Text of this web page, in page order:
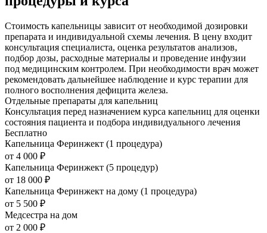
Стоимость капельницы зависит от необходимой дозировки
препарата и индивидуальной схемы лечения. В цену входит
консультация специалиста, оценка результатов анализов,
подбор дозы, расходные материалы и проведение инфузии
под медицинским контролем. При необходимости врач может
рекомендовать дальнейшее наблюдение и курс терапии для
полного восполнения дефицита железа.
Отдельные препараты для капельниц
Консультация перед назначением курса капельниц для оценки
состояния пациента и подбора индивидуального лечения
Бесплатно
Капельница Феринжект (1 процедура)
от 4 000 ₽
Капельница Феринжект (5 процедур)
от 18 000 ₽
Капельница Феринжект на дому (1 процедура)
от 5 500 ₽
Медсестра на дом
от 2 000 ₽